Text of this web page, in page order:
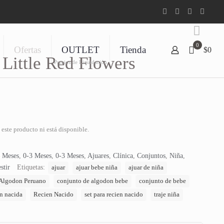
Ofertas OUTLET
Precios de Liquidación
Tienda 0
$0
Red Flowers
producto ni está disponible.
, 0-3 Meses, 0-3 Meses, Ajuares, Clínica, Conjuntos, Niña,
Etiquetas: ajuar ajuar bebe niña
ajuar de niña
Peruano conjunto de algodon bebe
conjunto de bebe
nacida Recien Nacido set para recien nacido traje niña